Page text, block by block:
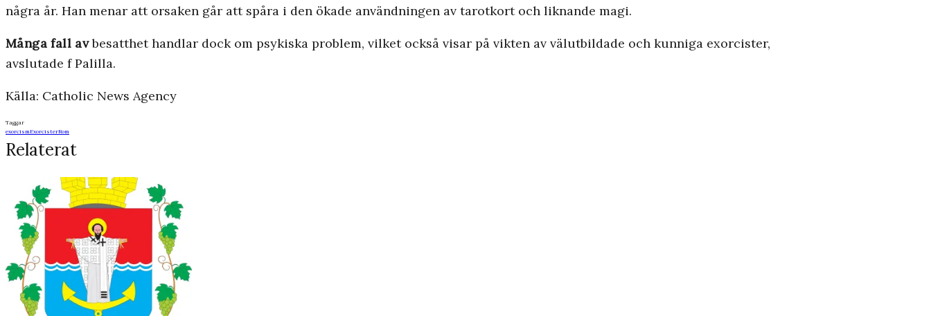
några år. Han menar att orsaken går att spåra i den ökade användningen av tarotkort och liknande magi.
Många fall avbesatthet handlar dock om psykiska problem, vilket också visar på vikten av välutbildade och kunniga exorcister,
avslutade f Palilla.
Källa: Catholic News Agency
Taggar
exorcismExorcisterRom
Relaterat